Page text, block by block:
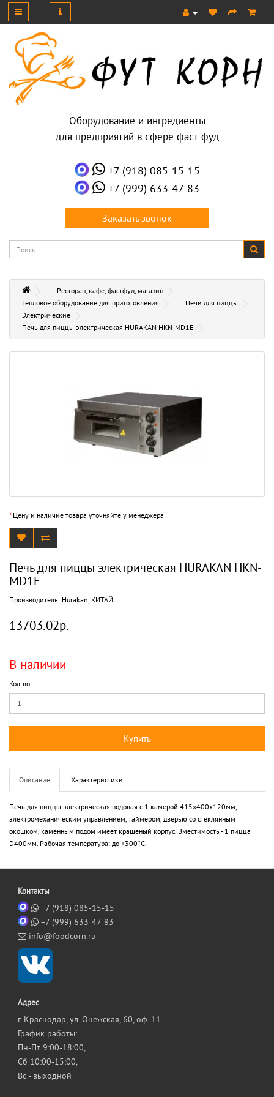
Оборудование и ингредиенты
для предприятий в сфере фаст-фуд
+7 (918) 085-15-15
+7 (999) 633-47-83
Заказать звонок
Ресторан, кафе, фастфуд, магазин
Тепловое оборудование для приготовления
Печи для пиццы
Электрические
Печь для пиццы электрическая HURAKAN HKN-MD1E
*Цену и наличие товара уточняйте у менеджера
Печь для пиццы электрическая HURAKAN HKN-
MD1E
Производитель: Hurakan, КИТАЙ
13703.02р.
В наличии
Кол-во
Купить
Описание Характеристики
Печь для пиццы электрическая подовая с 1 камерой 415х400х120мм,
электромеханическим управлением, таймером, дверью со стеклянным
окошком, каменным подом имеет крашеный корпус. Вместимость - 1 пицца
D400мм. Рабочая температура: до +300°C.
Контакты
+7 (918) 085-15-15
+7 (999) 633-47-83
info@foodcorn.ru
Адрес
г. Краснодар, ул. Онежская, 60, оф. 11
График работы:
Пн-Пт 9:00-18:00,
Сб 10:00-15:00,
Вс - выходной